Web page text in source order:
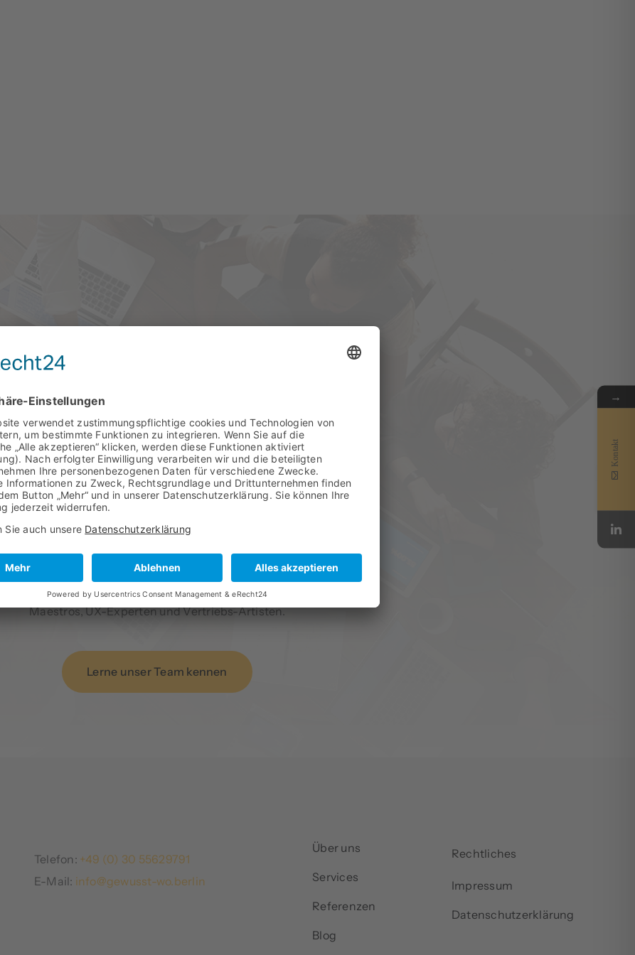
sind das Team von
gewusst-wo Berlin.
Hier finden Sie Expertisen in allen Bereichen:
Künstler, Frontend-Entwickler-Gurus, Kampagnen-Zauberer,
Spezialisten, Produktionsplanungs-Virtuosen, Strategie-
Maestros, UX-Experten undVertriebs-Artisten.
Lerne unser Team kennen
Telefon: +49 (0) 30 55629791
E-Mail: info@gewusst-wo.berlin
Über uns
Services
Referenzen
Blog
Rechtliches
Impressum
Datenschutzerklärung
→
Kontakt